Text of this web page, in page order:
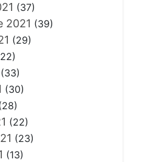
(37)
2021 (39)
(29)
(33)
(30)
(22)
(23)
(13)